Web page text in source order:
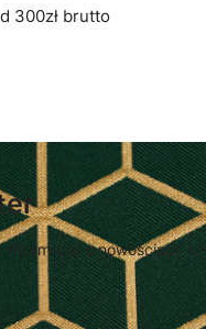
300zł brutto
o nowościach i